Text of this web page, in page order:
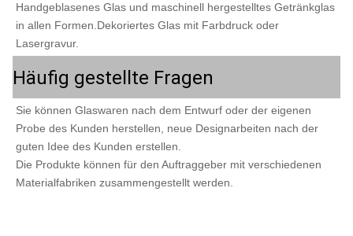
Handgeblasenes Glas und maschinell hergestelltes Getränkglas
in allen Formen.Dekoriertes Glas mit Farbdruck oder
Lasergravur.
Häufig gestellte Fragen
Sie können Glaswaren nach dem Entwurf oder der eigenen
Probe des Kunden herstellen, neue Designarbeiten nach der
guten Idee des Kunden erstellen.
Die Produkte können für den Auftraggeber mit verschiedenen
Materialfabriken zusammengestellt werden.